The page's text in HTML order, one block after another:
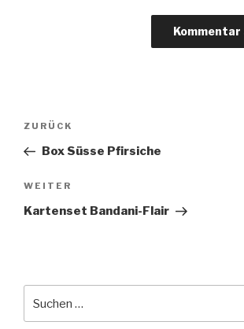
Beitragsnavigation
Vorheriger
Beitrag
ZURÜCK
Box Süsse Pfirsiche
Nächster
Beitrag
WEITER
Kartenset Bandani-Flair